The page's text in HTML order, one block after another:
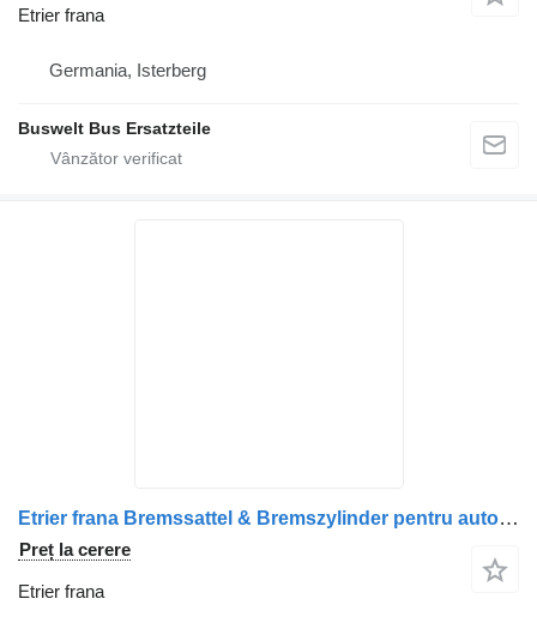
Etrier frana
Germania, Isterberg
Buswelt Bus Ersatzteile
Etrier frana Bremssattel & Bremszylinder pentru autobuz Mercedes-Benz & MAN alle Modelle
Preț la cerere
Etrier frana